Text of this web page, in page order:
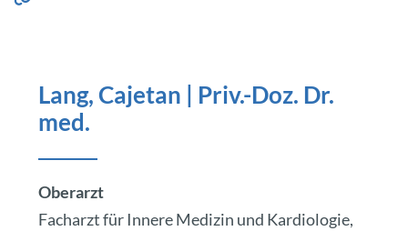
Lang, Cajetan | Priv.-Doz. Dr.
med.
Oberarzt
Facharzt für Innere Medizin und Kardiologie,